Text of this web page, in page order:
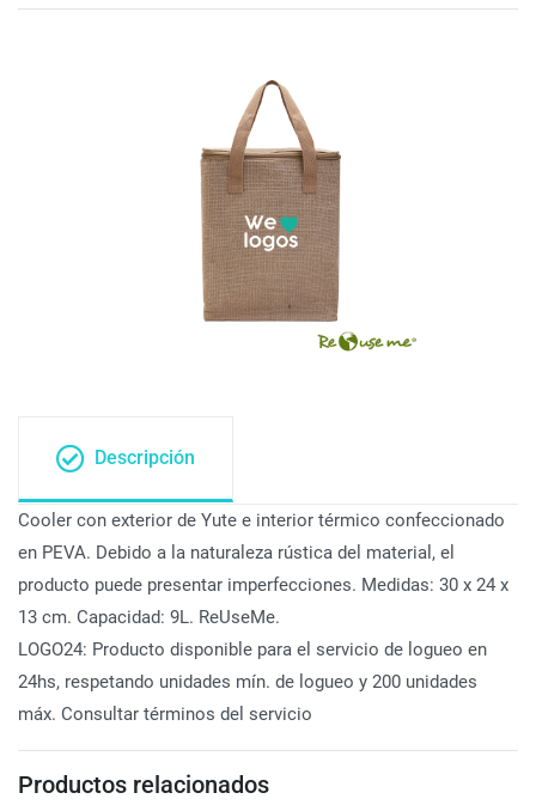
Descripción
Cooler con exterior de Yute e interior térmico confeccionado
en PEVA. Debido a la naturaleza rústica del material, el
producto puede presentar imperfecciones. Medidas: 30 x 24 x
13 cm. Capacidad: 9L. ReUseMe.
LOGO24: Producto disponible para el servicio de logueo en
24hs, respetando unidades mín. de logueo y 200 unidades
máx. Consultar términos del servicio
Productos relacionados